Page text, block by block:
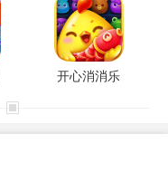
开心消消乐